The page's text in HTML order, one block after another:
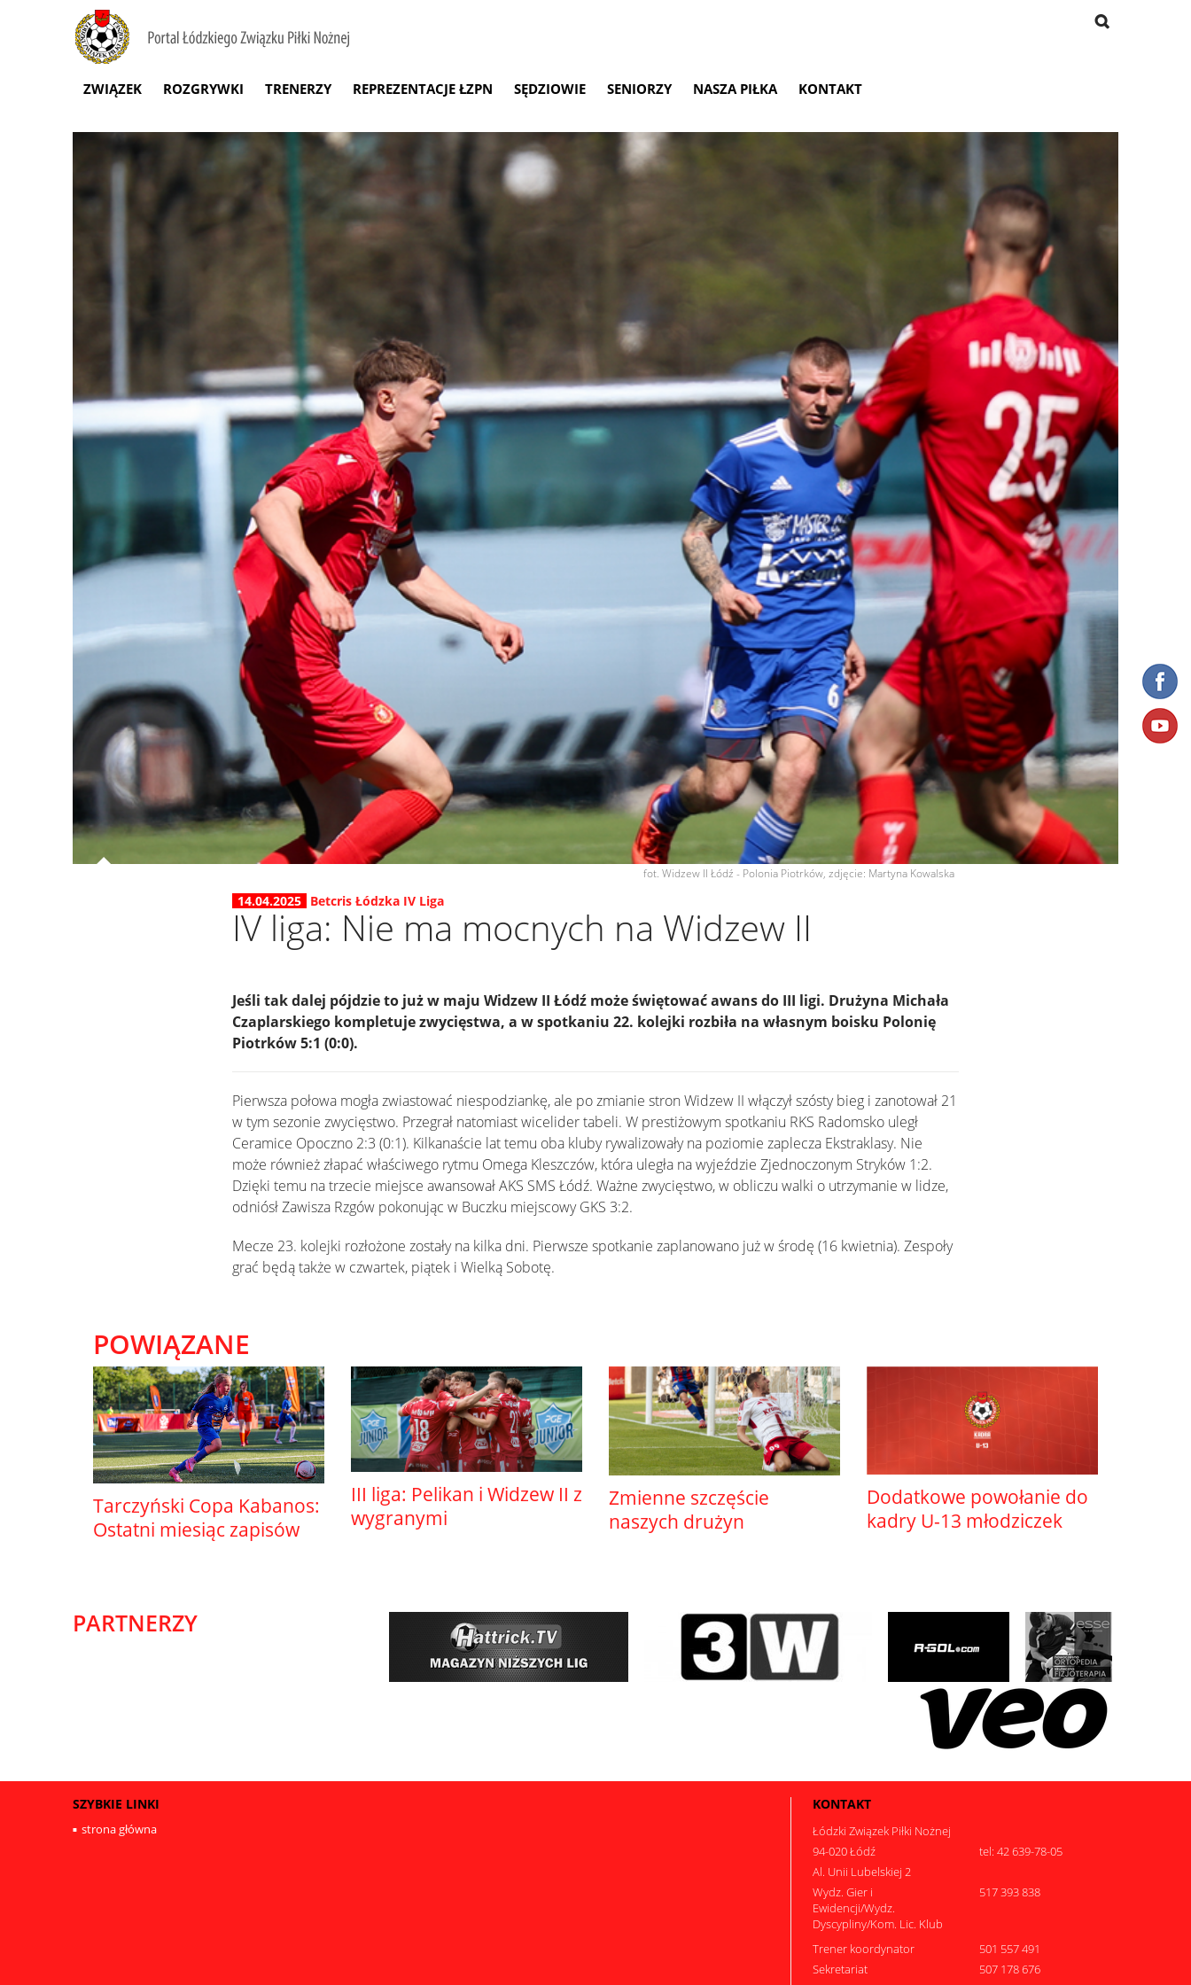
ZWIĄZEK ROZGRYWKI TRENERZY REPREZENTACJE ŁZPN SĘDZIOWIE SENIORZY NASZA PIŁKA KONTAKT
fot. Widzew II Łódź - Polonia Piotrków, zdjęcie: Martyna Kowalska
14.04.2025 Betcris Łódzka IV Liga
IV liga: Nie ma mocnych na Widzew II
Jeśli tak dalej pójdzie to już w maju Widzew II Łódź może świętować awans do III ligi. Drużyna Michała
Czaplarskiego kompletuje zwycięstwa, a w spotkaniu 22. kolejki rozbiła na własnym boisku Polonię
Piotrków 5:1 (0:0).
Pierwsza połowa mogła zwiastować niespodziankę, ale po zmianie stron Widzew II włączył szósty bieg i zanotował 21
w tym sezonie zwycięstwo. Przegrał natomiast wicelider tabeli. W prestiżowym spotkaniu RKS Radomsko uległ
Ceramice Opoczno 2:3 (0:1). Kilkanaście lat temu oba kluby rywalizowały na poziomie zaplecza Ekstraklasy. Nie
może również złapać właściwego rytmu Omega Kleszczów, która uległa na wyjeździe Zjednoczonym Stryków 1:2.
Dzięki temu na trzecie miejsce awansował AKS SMS Łódź. Ważne zwycięstwo, w obliczu walki o utrzymanie w lidze,
odniósł Zawisza Rzgów pokonując w Buczku miejscowy GKS 3:2.
Mecze 23. kolejki rozłożone zostały na kilka dni. Pierwsze spotkanie zaplanowano już w środę (16 kwietnia). Zespoły
grać będą także w czwartek, piątek i Wielką Sobotę.
POWIĄZANE
Tarczyński Copa Kabanos:
Ostatni miesiąc zapisów
III liga: Pelikan i Widzew II z
wygranymi
Zmienne szczęście
naszych drużyn
Dodatkowe powołanie do
kadry U-13 młodziczek
PARTNERZY
SZYBKIE LINKI
strona główna
KONTAKT
Łódzki Związek Piłki Nożnej
94-020 Łódź
tel: 42 639-78-05
Al. Unii Lubelskiej 2
Wydz. Gier i
Ewidencji/Wydz.
Dyscypliny/Kom. Lic. Klub
517 393 838
Trener koordynator
501 557 491
Sekretariat
507 178 676